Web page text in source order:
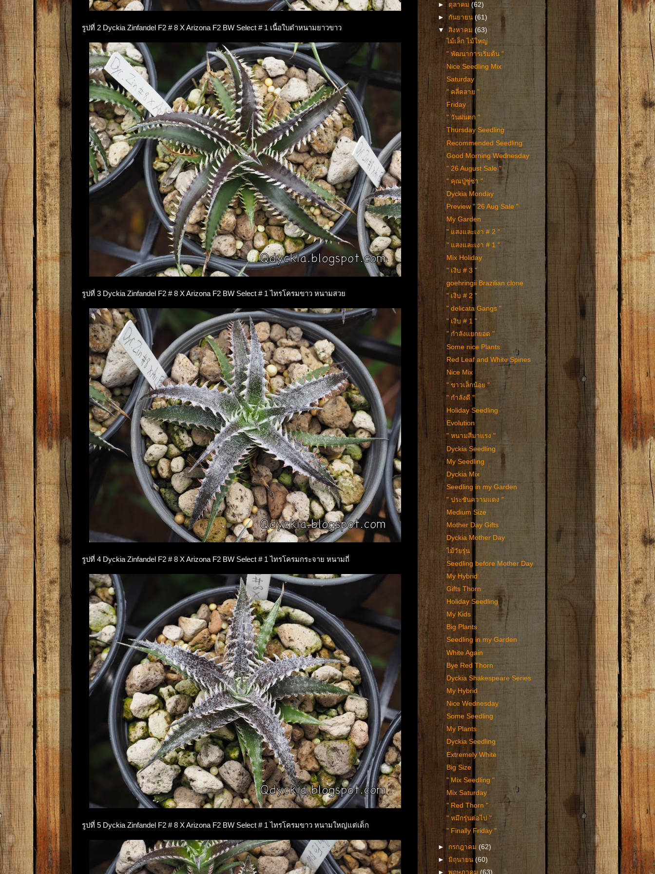
รูปที่ 2 Dyckia Zinfandel F2 # 8 X Arizona F2 BW Select # 1 เนื้อใบดำหนามยาวขาว
รูปที่ 3 Dyckia Zinfandel F2 # 8 X Arizona F2 BW Select # 1 ไทรโครมขาว หนามสวย
รูปที่ 4 Dyckia Zinfandel F2 # 8 X Arizona F2 BW Select # 1 ไทรโครมกระจาย หนามถี่
รูปที่ 5 Dyckia Zinfandel F2 # 8 X Arizona F2 BW Select # 1 ไทรโครมขาว หนามใหญ่แต่เด็ก
► ตุลาคม(62)
► กันยายน(61)
▼สิงหาคม(63)
ไม้เล็ก ไม้ใหญ่
" พัฒนาการเริ่มต้น "
Nice Seedling Mix
Saturday
" คลี่คลาย "
Friday
" วันฝนตก "
Thursday Seedling
Recommended Seedling
Good Morning Wednesday
" 26 August Sale "
" คุณปู่ซู่ซ่า "
Dyckia Monday
Preview " 26 Aug Sale "
My Garden
" แสงและเงา # 2 "
" แสงและเงา # 1 "
Mix Holiday
" เงิบ # 3 "
goehringii Brazilian clone
" เงิบ # 2 "
" delicata Gangs "
" เงิบ # 1 "
" กำลังแยกยอด "
Some nice Plants
Red Leaf and White Spines
Nice Mix
" ขาวเล็กน้อย "
" กำลังดี "
Holiday Seedling
Evolution
" หนามสีมาแรง "
Dyckia Seedling
My Seedling
Dyckia Mix
Seedling in my Garden
" ประชันความแดง "
Medium Size
Mother Day Gifts
Dyckia Mother Day
ไม้วัยรุ่น
Seedling before Mother Day
My Hybrid
Gifts Thorn
Holiday Seedling
My Kids
Big Plants
Seedling in my Garden
White Again
Bye Red Thorn
Dyckia Shakespeare Series
My Hybrid
Nice Wednesday
Some Seedling
My Plants
Dyckia Seedling
Extremely White
Big Size
" Mix Seedling "
Mix Saturday
" Red Thorn "
" หมึกรุ่นต่อไป "
" Finally Friday "
► กรกฎาคม(62)
►มิถุนายน(60)
►พฤษภาคม(63)